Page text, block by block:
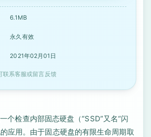
6.1MB
永久有效
2021年02月01日
联系客服或留言反馈
个检查内部固态硬盘（“SSD”又名“闪
应用。由于固态硬盘的有限生命周期取